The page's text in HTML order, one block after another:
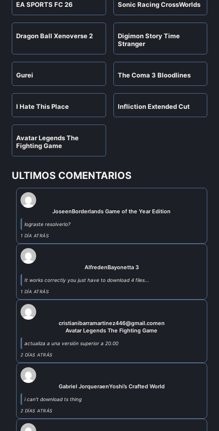
EA SPORTS FC 26 Sonic Racing CrossWorlds
Dragon Ball Xenoverse 2
Digimon Story Time
Stranger
Gurei The Coma 3 Bloodlines
I Hate This Place Infliction Extended Cut
Avatar Legends The
Fighting Game
ULTIMOS COMENTARIOS
JoseenBorderlands Game of the Year Edition
lograste resolverlo?
1 DÍA ATRÁS
AlfredenBayonetta 3
It works correctly you just have to download 4 files...
1 DÍA ATRÁS
cristianibarramartinez446@gmail.comen
Avatar Legends The Fighting Game
actualiza a una versión superior a 20.00
2 DÍAS ATRÁS
Gabriel JorqueraenYoshi’s Crafted World
i can't download ts thing
2 DÍAS ATRÁS